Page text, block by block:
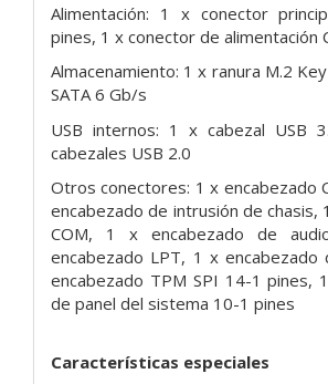
Alimentación: 1 x conector
pines, 1 x conector de alimentación
Almacenamiento: 1 x ranura M.2
SATA 6 Gb/s
USB internos: 1 x cabezal USB
cabezales USB 2.0
Otros conectores: 1 x encabezado
encabezado de intrusión de chasis,
COM, 1 x encabezado de
encabezado LPT, 1 x
encabezado TPM SPI 14-1 pines,
de panel del sistema 10-1 pines
Características especiales